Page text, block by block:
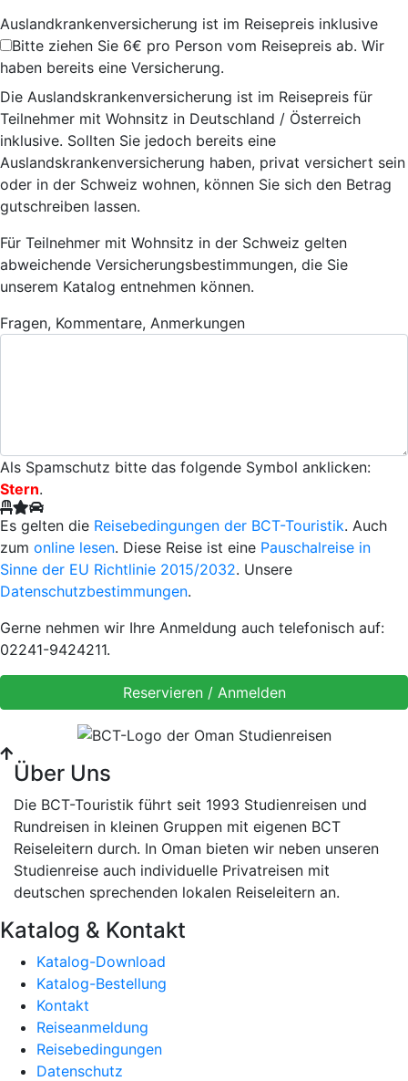
Auslandkrankenversicherung ist im Reisepreis inklusive
Bitte ziehen Sie 6€ pro Person vom Reisepreis ab. Wir
haben bereits eine Versicherung.
Die Auslandskrankenversicherung ist im Reisepreis für
Teilnehmer mit Wohnsitz in Deutschland / Österreich
inklusive. Sollten Sie jedoch bereits eine
Auslandskrankenversicherung haben, privat versichert sein
oder in der Schweiz wohnen, können Sie sich den Betrag
gutschreiben lassen.
Für Teilnehmer mit Wohnsitz in der Schweiz gelten
abweichende Versicherungsbestimmungen, die Sie
unserem Katalog entnehmen können.
Fragen, Kommentare, Anmerkungen
Als Spamschutz bitte das folgende Symbol anklicken:
Stern.
Es gelten die Reisebedingungen der BCT-Touristik. Auch
zum online lesen. Diese Reise ist eine Pauschalreise in
Sinne der EU Richtlinie 2015/2032. Unsere
Datenschutzbestimmungen.
Gerne nehmen wir Ihre Anmeldung auch telefonisch auf:
02241-9424211.
Über Uns
Die BCT-Touristik führt seit 1993 Studienreisen und
Rundreisen in kleinen Gruppen mit eigenen BCT
Reiseleitern durch. In Oman bieten wir neben unseren
Studienreise auch individuelle Privatreisen mit
deutschen sprechenden lokalen Reiseleitern an.
Katalog & Kontakt
Katalog-Download
Katalog-Bestellung
Kontakt
Reiseanmeldung
Reisebedingungen
Datenschutz